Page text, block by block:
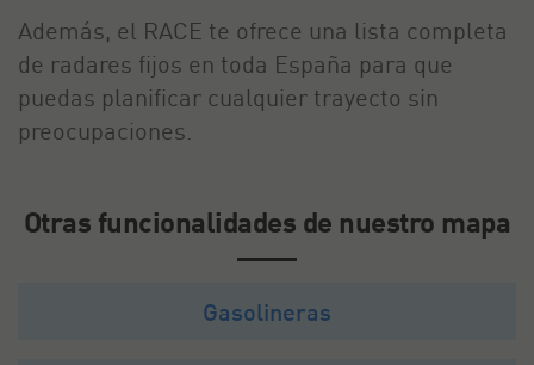
Además, el RACE te ofrece una lista completa
de radares fijos en toda España para que
puedas planificar cualquier trayecto sin
preocupaciones.
Otras funcionalidades de nuestro mapa
Gasolineras